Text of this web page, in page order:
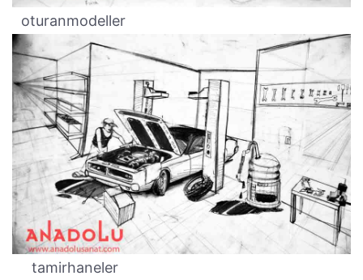
oturanmodeller
tamirhaneler